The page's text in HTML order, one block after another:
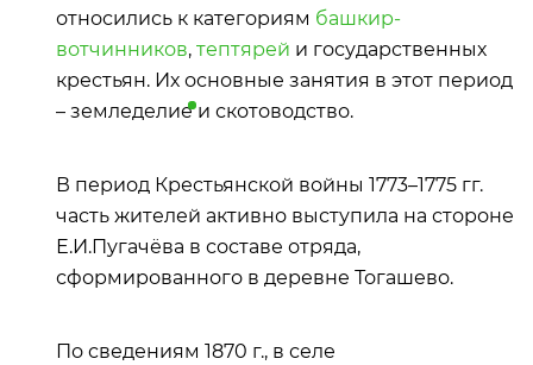
относились к категориям башкир-
вотчинников, тептярей и государственных
крестьян. Их основные занятия в этот период
– земледелиеи скотоводство.
В период Крестьянской войны 1773–1775 гг.
часть жителей активно выступила на стороне
Е.И.Пугачёва в составе отряда,
сформированного в деревне Тогашево.
По сведениям 1870 г., в селе